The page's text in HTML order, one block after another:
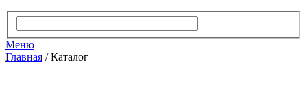
Меню
Главная /Каталог